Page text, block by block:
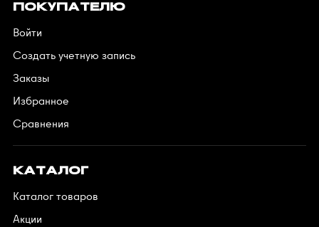
ПОКУПАТЕЛЮ
Войти
Создать учетную запись
Заказы
Избранное
Сравнения
КАТАЛОГ
Каталог товаров
Акции